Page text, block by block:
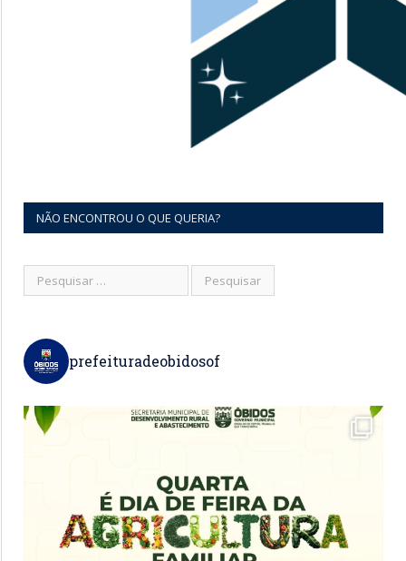
NÃO ENCONTROU O QUE QUERIA?
prefeituradeobidosof